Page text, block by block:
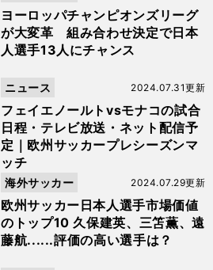
ヨーロッパチャンピオンズリーグ
が大変革 組み合わせ決定で日本
人選手13人にチャンス
フェイエノールトvsモナコの試合
日程・テレビ放送・ネット配信予
定｜欧州サッカープレシーズンマ
ッチ
2024.07.31更新
ニュース
欧州サッカー日本人選手市場価値
のトップ10 久保建英、三笘薫、遠
藤航......評価の高い選手は？
2024.07.29更新
海外サッカー